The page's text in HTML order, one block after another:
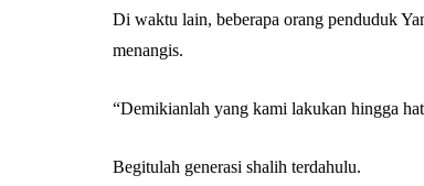
Di waktu lain, beberapa orang penduduk
menangis.
“Demikianlah yang kami lakukan hingga
Begitulah generasi shalih terdahulu.